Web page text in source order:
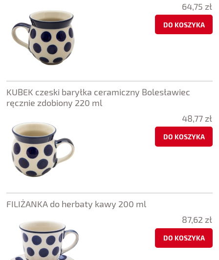
64,75 zł
DO KOSZYKA
KUBEK czeski baryłka ceramiczny Bolesławiec
ręcznie zdobiony 220 ml
48,77 zł
DO KOSZYKA
FILIŻANKA do herbaty kawy 200 ml
87,62 zł
DO KOSZYKA